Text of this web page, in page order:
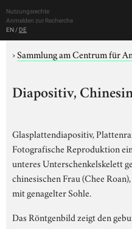
Nutzungsrechte
Anmelden zur Recherche
EN / DE
›Sammlung am Centrum für
Diapositiv,
Glasplattendiapositiv,
Fotografische Reproduktion
unteres Unterschenkelskelett
chinesischen Frau (Chee
mit genagelter Sohle.
Das Röntgenbild zeigt den